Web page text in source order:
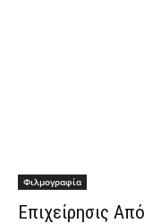
Φιλμογραφία
Επιχείρησις